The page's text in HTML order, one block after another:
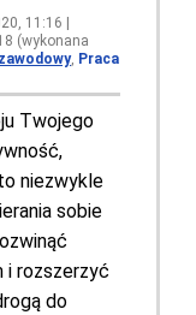
11:16 |
(wykonana
, Praca
Twojego
niezwykle
sobie
i rozszerzyć
do